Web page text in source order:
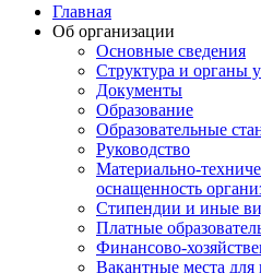
Главная
Об организации
Основные сведения
Структура и органы
Документы
Образование
Образовательные
Руководство
Материально-
оснащенность
Стипендии и иные
Платные
Финансово-
Вакантные места для